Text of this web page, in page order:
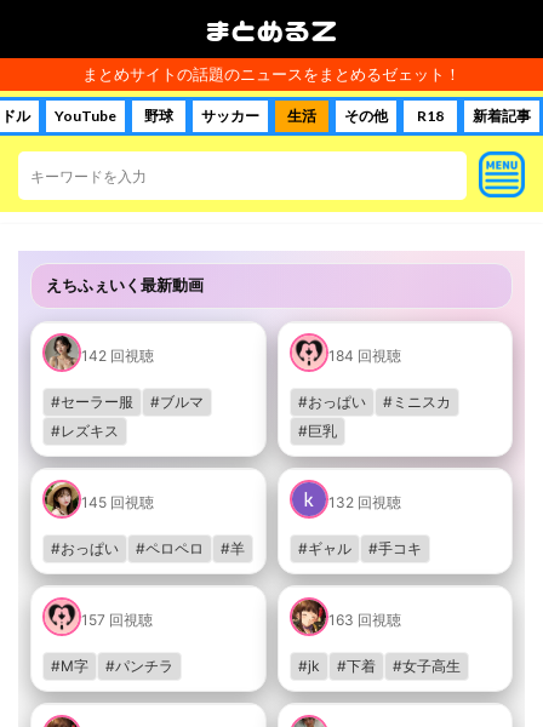
まとめるＺ
まとめサイトの話題のニュースをまとめるゼェット！
ル YouTube 野球 サッカー 生活 その他 R18 新着記事